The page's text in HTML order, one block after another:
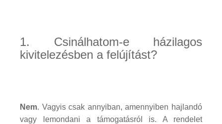
1. Csinálhatom-e házilagos
kivitelezésben a felújítást?
Nem. Vagyis csak annyiban, amennyiben hajlandó
vagy lemondani a támogatásról is. A rendelet